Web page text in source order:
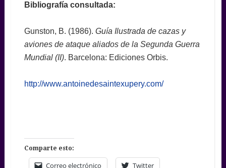
Bibliografía consultada:
Gunston, B. (1986). Guía Ilustrada de cazas y
aviones de ataque aliados de la Segunda Guerra
Mundial (II). Barcelona: Ediciones Orbis.
http://www.antoinedesaintexupery.com/
Comparte esto:
Correo electrónico Twitter